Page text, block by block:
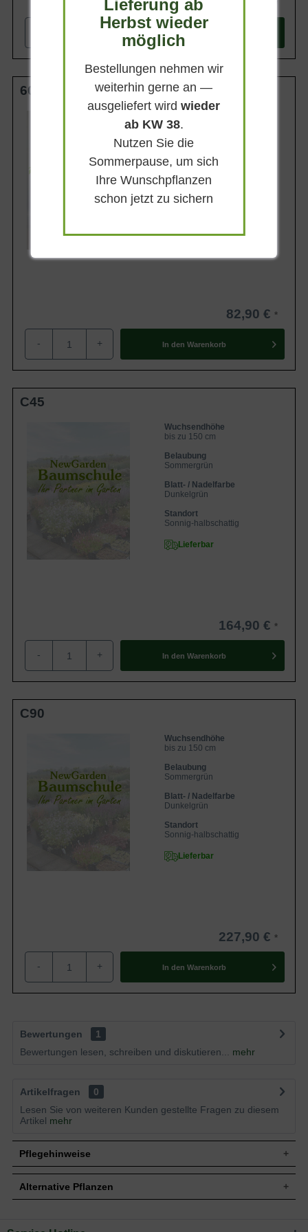
+ In den
60-80 cm C15
bis zu 150 cm
Belaubung
Blatt- / Nadelfarbe
Dunkelgrün
Standort
Lieferbar
82,90 €
- + In den Warenkorb
C45
Wuchsendhöhe
bis zu 150 cm
Belaubung
Sommergrün
Blatt- / Nadelfarbe
Dunkelgrün
Standort
Sonnig-halbschattig
Lieferbar
164,90 €
- + In den Warenkorb
C90
Wuchsendhöhe
bis zu 150 cm
Belaubung
Sommergrün
Blatt- / Nadelfarbe
Dunkelgrün
Standort
Sonnig-halbschattig
Lieferbar
227,90 €
- + In den Warenkorb
Bewertungen
1
Bewertungen lesen, schreiben und diskutieren...
mehr
Artikelfragen
0
Lesen Sie von weiteren Kunden gestellte Fragen zu diesem
Artikel mehr
Pflegehinweise
Pflanz- und Pflegetipps Hydrangea paniculata
Alternative Pflanzen
Lieferung ab
Herbst wieder
möglich
Bestellungen nehmen wir
weiterhin gerne an —
ausgeliefert wirdwieder
ab KW 38.
Nutzen Sie die
Sommerpause, um sich
Ihre Wunschpflanzen
schon jetzt zu sichern